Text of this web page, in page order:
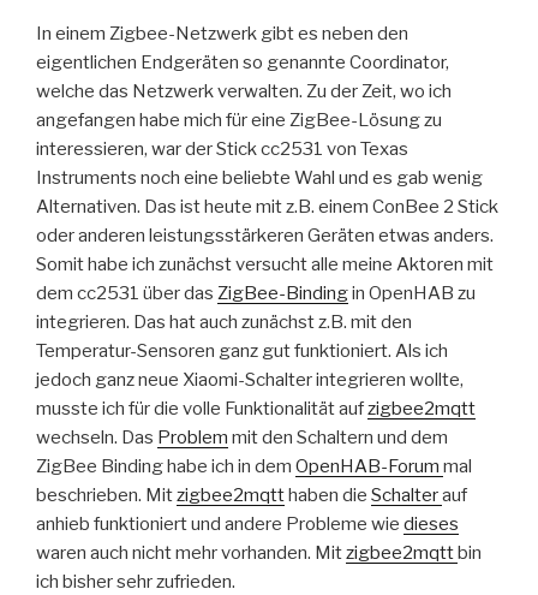
In einem Zigbee-Netzwerk gibt es neben den
eigentlichen Endgeräten so genannte Coordinator,
welche das Netzwerk verwalten. Zu der Zeit, wo ich
angefangen habe mich für eine ZigBee-Lösung zu
interessieren, war der Stick cc2531 von Texas
Instruments noch eine beliebte Wahl und es gab wenig
Alternativen. Das ist heute mit z.B. einem ConBee 2 Stick
oder anderen leistungsstärkeren Geräten etwas anders.
Somit habe ich zunächst versucht alle meine Aktoren mit
dem cc2531 über das ZigBee-Bindingin OpenHAB zu
integrieren. Das hat auch zunächst z.B. mit den
Temperatur-Sensoren ganz gut funktioniert. Als ich
jedoch ganz neue Xiaomi-Schalter integrieren wollte,
musste ich für die volle Funktionalität aufzigbee2mqtt
wechseln. Das Problem mit den Schaltern und dem
ZigBee Binding habe ich in dem OpenHAB-Forum mal
beschrieben. Mitzigbee2mqtthaben die Schalterauf
anhieb funktioniert und andere Probleme wie dieses
waren auch nicht mehr vorhanden. Mitzigbee2mqttbin
ich bisher sehr zufrieden.